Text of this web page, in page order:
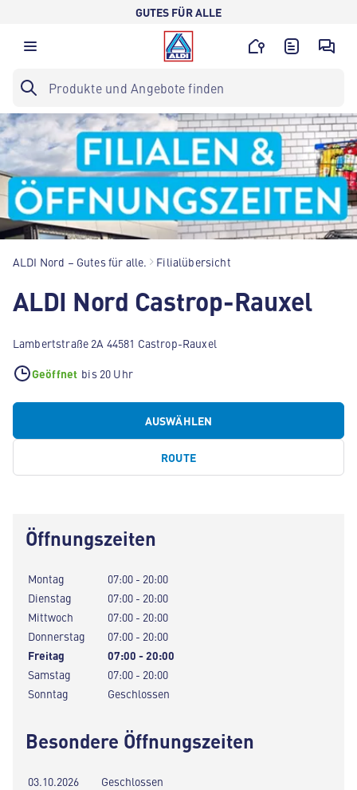
GUTES FÜR ALLE
ALDI Nord – Gutes für alle. Filialübersicht
ALDI Nord Castrop-Rauxel
Lambertstraße 2A 44581 Castrop-Rauxel
Geöffnet bis 20 Uhr
AUSWÄHLEN
ROUTE
Öffnungszeiten
Montag
07:00 - 20:00
Dienstag
07:00 - 20:00
Mittwoch
07:00 - 20:00
Donnerstag
07:00 - 20:00
Freitag
07:00 - 20:00
Samstag
07:00 - 20:00
Sonntag
Geschlossen
Besondere Öffnungszeiten
03.10.2026
Geschlossen